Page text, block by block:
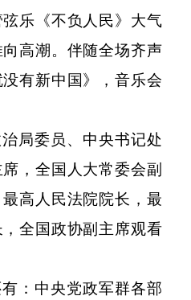
乐《不负人民》大气
高潮。伴随全场齐声
有新中国》，音乐会
局委员、中央书记处
，全国人大常委会副
高人民法院院长，最
全国政协副主席观看
：中央党政军群各部